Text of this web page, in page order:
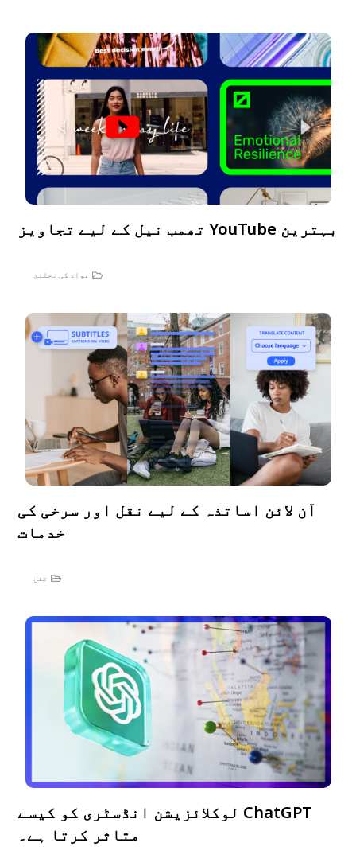
بہترین YouTube تھمب نیل کے لیے تجاویز
مواد کی تخلیق
آن لائن اساتذہ کے لیے نقل اور سرخی کی
خدمات
نقل
ChatGPT لوکلائزیشن انڈسٹری کو کیسے
متاثر کرتا ہے۔